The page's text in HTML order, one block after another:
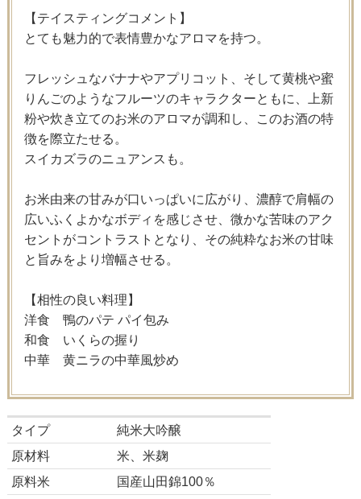
【テイスティングコメント】
とても魅力的で表情豊かなアロマを持つ。
フレッシュなバナナやアプリコット、そして黄桃や蜜
りんごのようなフルーツのキャラクターともに、上新
粉や炊き立てのお米のアロマが調和し、このお酒の特
徴を際立たせる。
スイカズラのニュアンスも。
お米由来の甘みが口いっぱいに広がり、濃醇で肩幅の
広いふくよかなボディを感じさせ、微かな苦味のアク
セントがコントラストとなり、その純粋なお米の甘味
と旨みをより増幅させる。
【相性の良い料理】
洋食 鴨のパテ パイ包み
和食 いくらの握り
中華 黄ニラの中華風炒め
タイプ
純米大吟醸
原材料
米、米麹
原料米
国産山田錦100％